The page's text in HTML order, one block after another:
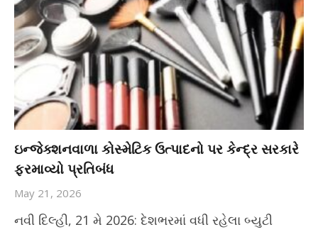
ઇન્જેક્શનવાળા કોસ્મેટિક ઉત્પાદનો પર કેન્દ્ર સરકારે
ફરમાવ્યો પ્રતિબંધ
May 21, 2026
નવી દિલ્હી, 21 મે 2026: દેશભરમાં વધી રહેલા બ્યુટી